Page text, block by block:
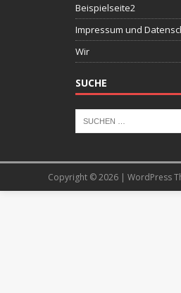
Beispielseite2
Impressum und
Wir
SUCHE
Copyright © 2026 | WordPress